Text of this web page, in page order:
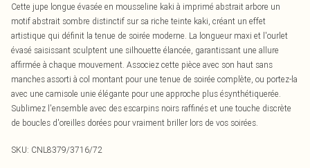
Cette jupe longue évasée en mousseline kaki à imprimé abstrait arbore un
motif abstrait sombre distinctif sur sa riche teinte kaki, créant un effet
artistique qui définit la tenue de soirée moderne. La longueur maxi et l'ourlet
évasé saisissant sculptent une silhouette élancée, garantissant une allure
affirmée à chaque mouvement. Associez cette pièce avec son haut sans
manches assorti à col montant pour une tenue de soirée complète, ou portez-la
avec une camisole unie élégante pour une approche plus ésynthétiquerée.
Sublimez l'ensemble avec des escarpins noirs raffinés et une touche discrète
de boucles d'oreilles dorées pour vraiment briller lors de vos soirées.
SKU: CNL8379/3716/72